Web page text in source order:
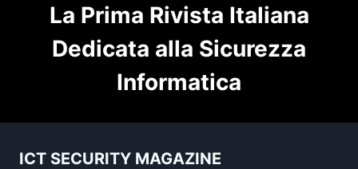
La Prima Rivista Italiana
Dedicata alla Sicurezza
Informatica
ICT SECURITY MAGAZINE